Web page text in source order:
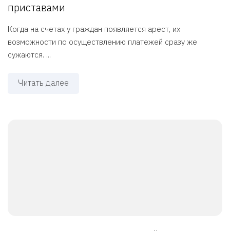
приставами
Когда на счетах у граждан появляется арест, их
возможности по осуществлению платежей сразу же
сужаются. ...
Читать далее